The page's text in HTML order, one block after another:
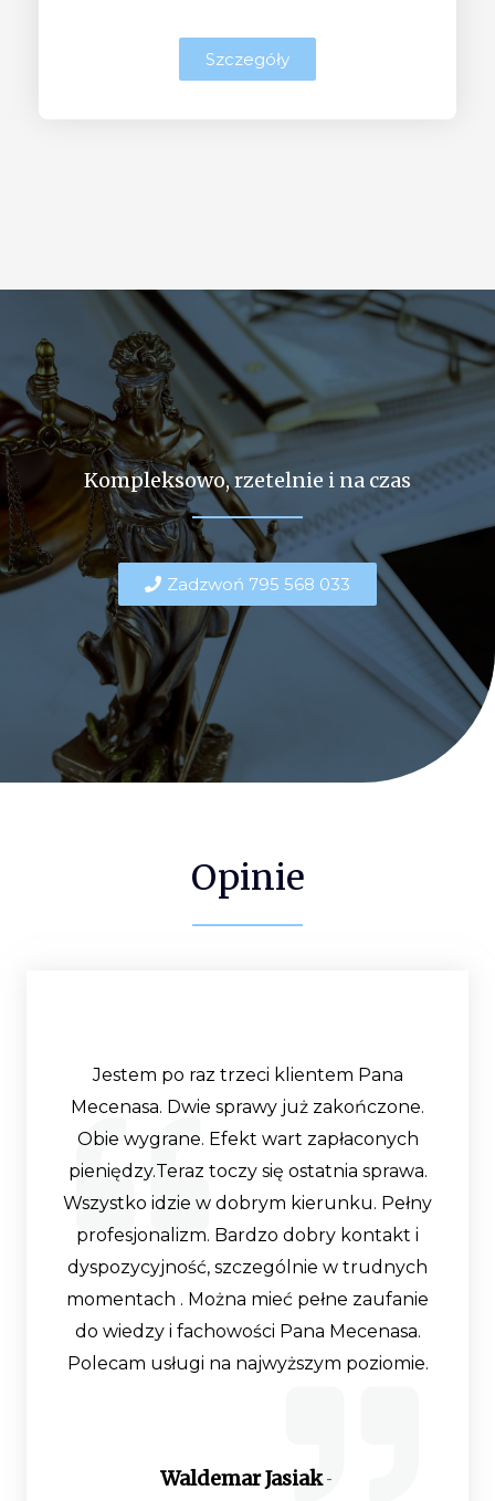
Szczegóły
Kompleksowo, rzetelnie i na czas
Zadzwoń 795 568 033
Opinie
Witam z największą przyjemnością
chciałabym polecić Pana Andrzeja
Kolczyka osobom, które oczekują pełnego
profesjonalizmu, zaangażowania oraz
indywidualnego podejścia do Klienta a co
najważniejsze skuteczności nawet w
najtrudniejszych sprawach. Pan Kolczyk
jest wybitnym specjalista w dziedzinie
szeroko pojętego prawa , zajmuje się
sprawami różnego typu, jego obsługa nie
urzędowej co w tym przypadku było